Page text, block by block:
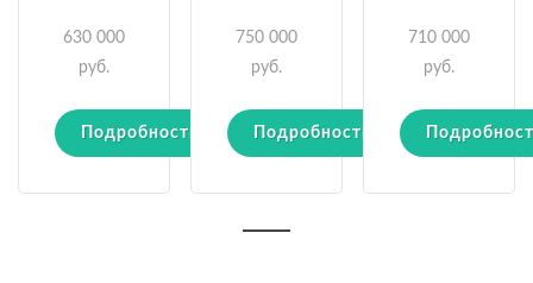
630 000
руб.
Подробности
750 000
руб.
Подробности
710 000
руб.